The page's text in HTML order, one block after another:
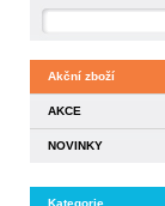
Akční zboží
AKCE
NOVINKY
Kategorie